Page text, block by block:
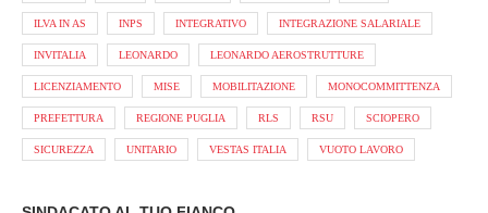
ILVA IN AS INPS INTEGRATIVO INTEGRAZIONE SALARIALE
INVITALIA LEONARDO LEONARDO AEROSTRUTTURE
LICENZIAMENTO MISE MOBILITAZIONE MONOCOMMITTENZA
PREFETTURA REGIONE PUGLIA RLS RSU SCIOPERO
SICUREZZA UNITARIO VESTAS ITALIA VUOTO LAVORO